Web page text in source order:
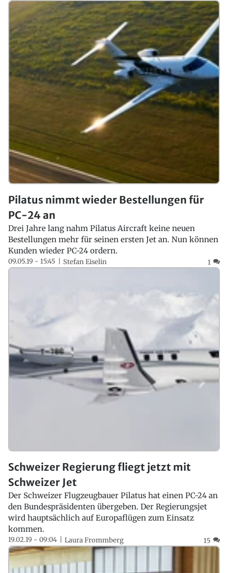
Pilatus nimmt wieder Bestellungen für
PC-24 an
Drei Jahre lang nahm Pilatus Aircraft keine neuen
Bestellungen mehr für seinen ersten Jet an. Nun können
Kunden wieder PC-24 ordern.
09.05.19 - 15:45 Stefan Eiselin 1
Schweizer Regierung fliegt jetzt mit
Schweizer Jet
Der Schweizer Flugzeugbauer Pilatus hat einen PC-24 an
den Bundespräsidenten übergeben. Der Regierungsjet
wird hauptsächlich auf Europaflügen zum Einsatz
kommen.
19.02.19 - 09:04 Laura Frommberg 15